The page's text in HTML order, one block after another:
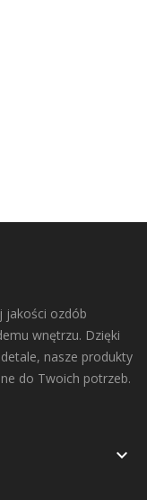
jakości ozdób
wnętrzu. Dzięki
nasze produkty
do Twoich potrzeb.
